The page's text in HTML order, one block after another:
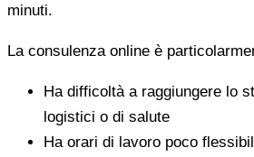
minuti.
La consulenza online è
Ha difficoltà a raggiungere lo
logistici o di salute
Ha orari di lavoro poco